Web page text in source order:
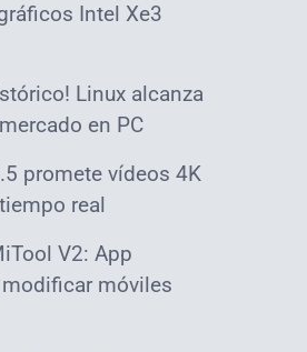
Intel Xe3
Linux alcanza
en PC
promete vídeos 4K
real
V2: App
móviles